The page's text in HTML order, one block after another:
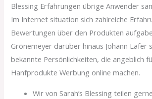
Blessing Erfahrungen übrige Anwender
Im Internet situation sich zahlreiche
Bewertungen über den Produkten
Grönemeyer darüber hinaus Johann Lafer
bekannte Persönlichkeiten, die angeblich
Hanfprodukte Werbung online machen.
Wir von Sarah’s Blessing teilen